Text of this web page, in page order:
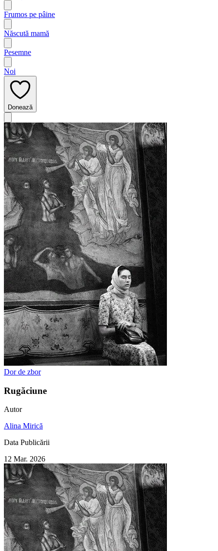
Frumos pe pâine
Născută mamă
Pesemne
Noi
Donează
Dor de zbor
Rugăciune
Autor
Alina Mirică
Data Publicării
12 Mar. 2026